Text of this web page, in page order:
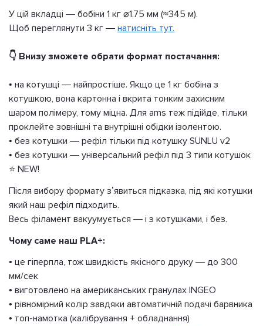
У цій вкладці — бобіни 1 кг ⌀1.75 мм (≈345 м).
Щоб переглянути 3 кг — натисніть тут.
👇 Внизу зможете обрати формат постачання:
• на котушці — найпростіше. Якщо це 1 кг бобіна з
котушкою, вона картонна і вкрита тонким захисним
шаром полімеру, тому міцна. Для ams теж підійде, тільки
проклейте зовнішні та внутрішні обідки ізолентою.
• без котушки — рефіл тільки під котушку SUNLU v2
• без котушки — універсальний рефіл під 3 типи котушок
⭐ NEW!
Після вибору формату з’явиться підказка, під які котушки
який наш рефіл підходить.
Весь філамент вакуумується — і з котушками, і без.
Чому саме наш PLA+:
• це гіперпла, тож швидкість якісного друку — до 300
мм/сек
• виготовлено на американських гранулах INGEO
• рівномірний колір завдяки автоматичній подачі барвника
• топ-намотка (калібрування + обладнання)